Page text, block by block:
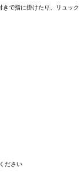
きで指に掛けたり、リュック
ださい